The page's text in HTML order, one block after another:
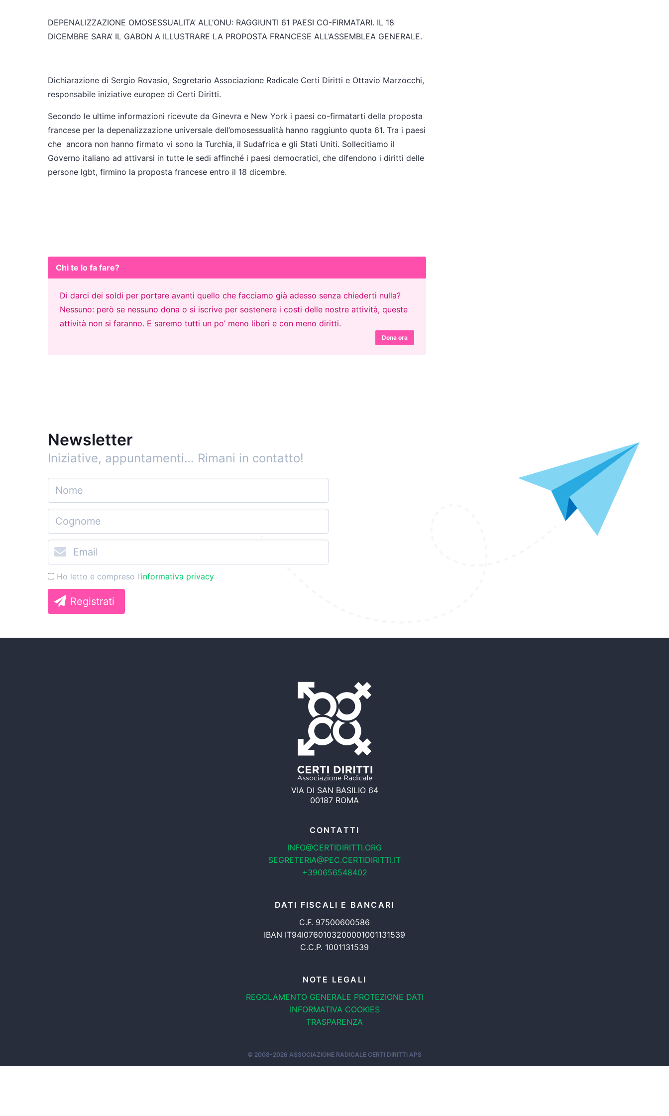
DEPENALIZZAZIONE OMOSESSUALITA’ ALL’ONU: RAGGIUNTI 61 PAESI CO-FIRMATARI. IL 18
DICEMBRE SARA’ IL GABON A ILLUSTRARE LA PROPOSTA FRANCESE ALL’ASSEMBLEA GENERALE.
Dichiarazione di Sergio Rovasio, Segretario Associazione Radicale Certi Diritti e Ottavio Marzocchi,
responsabile iniziative europee di Certi Diritti.
Secondo le ultime informazioni ricevute da Ginevra e New York i paesi co-firmatarti della proposta
francese per la depenalizzazione universale dell’omosessualità hanno raggiunto quota 61. Tra i paesi
che ancora non hanno firmato vi sono la Turchia, il Sudafrica e gli Stati Uniti. Sollecitiamo il
Governo italiano ad attivarsi in tutte le sedi affinché i paesi democratici, che difendono i diritti delle
persone lgbt, firmino la proposta francese entro il 18 dicembre.
Chi te lo fa fare?
Di darci dei soldi per portare avanti quello che facciamo già adesso senza chiederti nulla?
Nessuno: però se nessuno dona o si iscrive per sostenere i costi delle nostre attività, queste
attività non si faranno. E saremo tutti un po’ meno liberi e con meno diritti.
Dona ora
Newsletter
Iniziative, appuntamenti… Rimani in contatto!
Ho letto e compreso l’informativa privacy
Registrati
VIA DI SAN BASILIO 64
00187 ROMA
CONTATTI
INFO@CERTIDIRITTI.ORG
SEGRETERIA@PEC.CERTIDIRITTI.IT
+390656548402
DATI FISCALI E BANCARI
C.F. 97500600586
IBAN IT94I0760103200001001131539
C.C.P. 1001131539
NOTE LEGALI
REGOLAMENTO GENERALE PROTEZIONE DATI
INFORMATIVA COOKIES
TRASPARENZA
© 2008-2026 ASSOCIAZIONE RADICALE CERTI DIRITTI APS